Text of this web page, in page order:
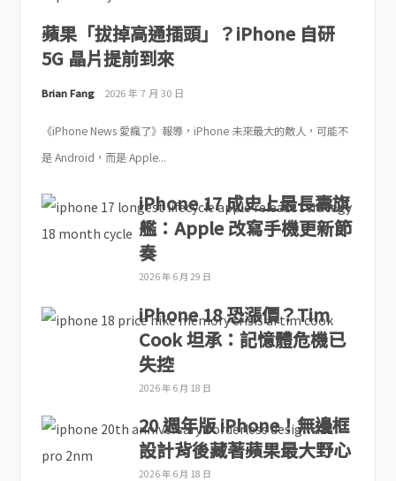
蘋果「拔掉高通插頭」？iPhone 自研
5G 晶片提前到來
Brian Fang 2026 年 7 月 30 日
《iPhone News 愛瘋了》報導，iPhone 未來最大的敵人，可能不
是 Android，而是 Apple...
iPhone 17 成史上最長壽旗
艦：Apple 改寫手機更新節
奏
2026 年 6 月 29 日
iPhone 18 恐漲價？Tim
Cook 坦承：記憶體危機已
失控
2026 年 6 月 18 日
20 週年版 iPhone！無邊框
設計背後藏著蘋果最大野心
2026 年 6 月 18 日